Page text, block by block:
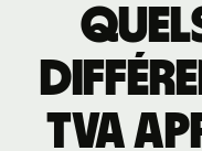
sont
les
TVA